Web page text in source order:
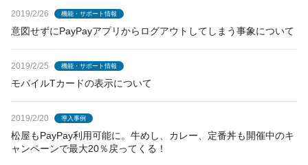
2019/2/26 機能・サポート情報
意図せずにPayPayアプリからログアウトしてしまう事象について
2019/2/25 機能・サポート情報
モバイルTカードの表示について
2019/2/20 導入事例
松屋もPayPay利用可能に。牛めし、カレー、定番丼も開催中のキ
ャンペーンで最大20％戻ってくる！